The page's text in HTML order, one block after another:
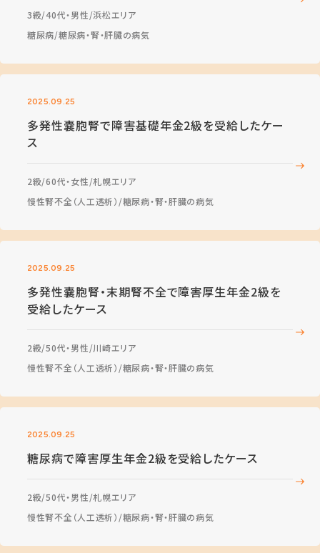
3級 40代・男性 浜松エリア
糖尿病 糖尿病・腎・肝臓の病気
2025.09.25
多発性嚢胞腎で障害基礎年金2級を受給したケー
ス
2級 60代・女性 札幌エリア
慢性腎不全（人工透析） 糖尿病・腎・肝臓の病気
2025.09.25
多発性嚢胞腎・末期腎不全で障害厚生年金2級を
受給したケース
2級 50代・男性 川崎エリア
慢性腎不全（人工透析） 糖尿病・腎・肝臓の病気
2025.09.25
糖尿病で障害厚生年金2級を受給したケース
2級 50代・男性 札幌エリア
慢性腎不全（人工透析） 糖尿病・腎・肝臓の病気